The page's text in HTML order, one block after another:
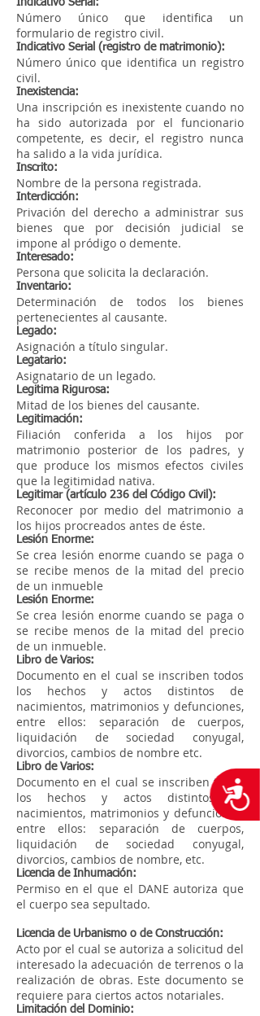
Indicativo Serial:
Número único que identifica un
formulario de registro civil.
Indicativo Serial (registro de matrimonio):
Número único que identifica un registro
civil.
Inexistencia:
Una inscripción es inexistente cuando no
ha sido autorizada por el funcionario
competente, es decir, el registro nunca
ha salido a la vida jurídica.
Inscrito:
Nombre de la persona registrada.
Interdicción:
Privación del derecho a administrar sus
bienes que por decisión judicial se
impone al pródigo o demente.
Interesado:
Persona que solicita la declaración.
Inventario:
Determinación de todos los bienes
pertenecientes al causante.
Legado:
Asignación a título singular.
Legatario:
Asignatario de un legado.
Legitima Rigurosa:
Mitad de los bienes del causante.
Legitimación:
Filiación conferida a los hijos por
matrimonio posterior de los padres, y
que produce los mismos efectos civiles
que la legitimidad nativa.
Legitimar (artículo 236 del Código Civil):
Reconocer por medio del matrimonio a
los hijos procreados antes de éste.
Lesión Enorme:
Se crea lesión enorme cuando se paga o
se recibe menos de la mitad del precio
de un inmueble
Lesión Enorme:
Se crea lesión enorme cuando se paga o
se recibe menos de la mitad del precio
de un inmueble.
Libro de Varios:
Documento en el cual se inscriben todos
los hechos y actos distintos de
nacimientos, matrimonios y defunciones,
entre ellos: separación de cuerpos,
liquidación de sociedad conyugal,
divorcios, cambios de nombre etc.
Libro de Varios:
Documento en el cual se inscriben todos
los hechos y actos distintos de
nacimientos, matrimonios y defunciones,
entre ellos: separación de cuerpos,
liquidación de sociedad conyugal,
divorcios, cambios de nombre, etc.
Licencia de Inhumación:
Permiso en el que el DANE autoriza que
el cuerpo sea sepultado.
Licencia de Urbanismo o de Construcción:
Acto por el cual se autoriza a solicitud del
interesado la adecuación de terrenos o la
realización de obras. Este documento se
requiere para ciertos actos notariales.
Limitación del Dominio: